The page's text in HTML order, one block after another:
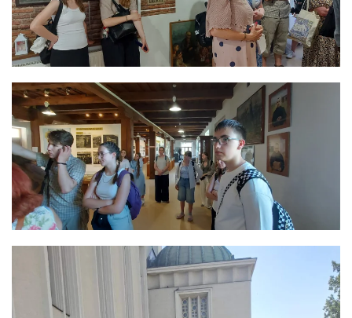
ЗБІЛЬШИТИ